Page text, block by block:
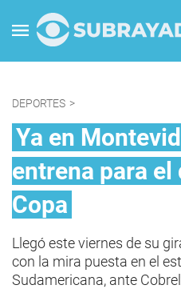
DEPORTES >
Ya en
entrena para el
Copa
Llegó este viernes de su
con la mira puesta en el
Sudamericana, ante